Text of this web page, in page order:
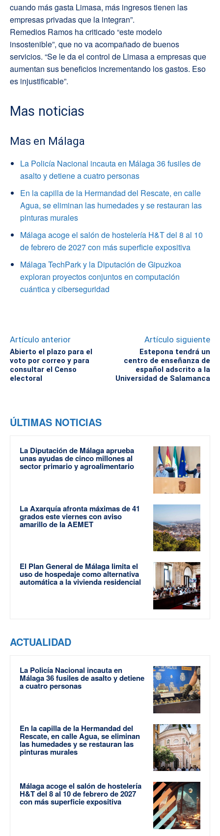
cuando más gasta Limasa, más ingresos tienen las
empresas privadas que la integran”.
Remedios Ramos ha criticado “este modelo
insostenible”, que no va acompañado de buenos
servicios. “Se le da el control de Limasa a empresas que
aumentan sus beneficios incrementando los gastos. Eso
es injustificable”.
Mas noticias
Mas en Málaga
La Policía Nacional incauta en Málaga 36 fusiles de
asalto y detiene a cuatro personas
En la capilla de la Hermandad del Rescate, en calle
Agua, se eliminan las humedades y se restauran las
pinturas murales
Málaga acoge el salón de hostelería H&T del 8 al 10
de febrero de 2027 con más superficie expositiva
Málaga TechPark y la Diputación de Gipuzkoa
exploran proyectos conjuntos en computación
cuántica y ciberseguridad
Artículo anterior
Abierto el plazo para el
voto por correo y para
consultar el Censo
electoral
Artículo siguiente
Estepona tendrá un
centro de enseñanza de
español adscrito a la
Universidad de Salamanca
ÚLTIMAS NOTICIAS
La Diputación de Málaga aprueba
unas ayudas de cinco millones al
sector primario y agroalimentario
La Axarquía afronta máximas de 41
grados este viernes con aviso
amarillo de la AEMET
El Plan General de Málaga limita el
uso de hospedaje como alternativa
automática a la vivienda residencial
ACTUALIDAD
La Policía Nacional incauta en
Málaga 36 fusiles de asalto y detiene
a cuatro personas
En la capilla de la Hermandad del
Rescate, en calle Agua, se eliminan
las humedades y se restauran las
pinturas murales
Málaga acoge el salón de hostelería
H&T del 8 al 10 de febrero de 2027
con más superficie expositiva